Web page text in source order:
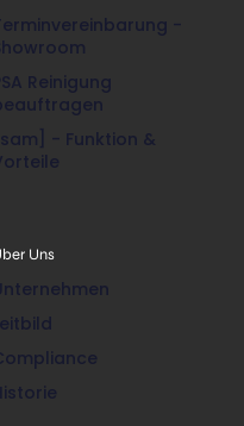
-
Reinigung
[sam] - Funktion &
Uns